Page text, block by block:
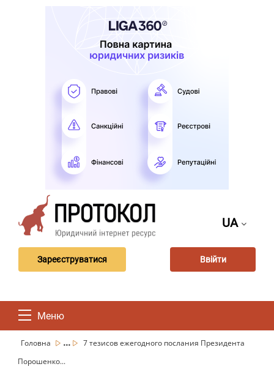
UA
Зареєструватися Ввійти
Меню
Головна ...
7 тезисов ежегодного послания Президента
Порошенко...